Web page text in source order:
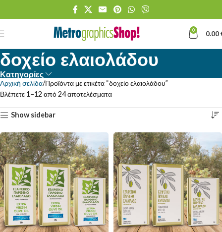
0 0.00
δοχείο ελαιολάδου
Κατηγορίες
Αρχική σελίδα Προϊόντα με ετικέτα “δοχείο ελαιολάδου”
Βλέπετε 1–12 από 24 αποτελέσματα
Show sidebar